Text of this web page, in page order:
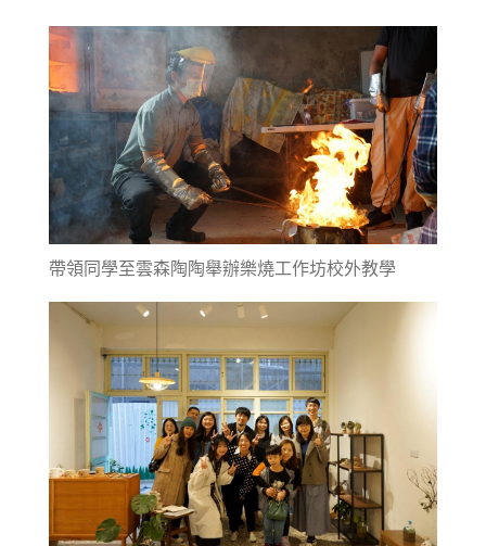
帶領同學至雲森陶陶舉辦樂燒工作坊校外教學